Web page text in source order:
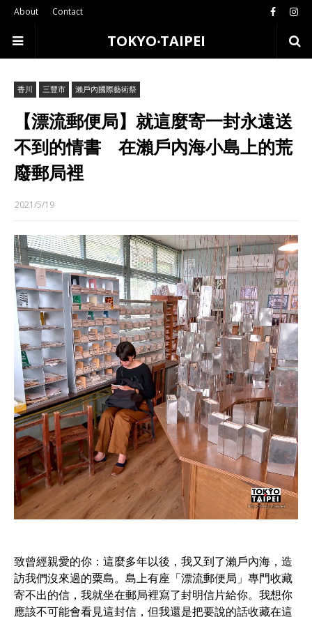
About Contact
TOKYO‧TAIPEI
香川 三豐市 瀨戶內國際藝術祭
【漂流郵便局】就這麼寄一封永遠送
不到的情書 在瀨戶內海小島上的荒
廢郵局裡
2021/5/19
致曾經親愛的你：這麼多年以後，我又到了瀨戶內海，造
訪我們沒來過的粟島。島上有座「漂流郵便局」專門收藏
寄不出的信，我就坐在郵局裡寫了封明信片給你。我想你
應該不可能會看見這封信，但我還是把要說的話收藏在這